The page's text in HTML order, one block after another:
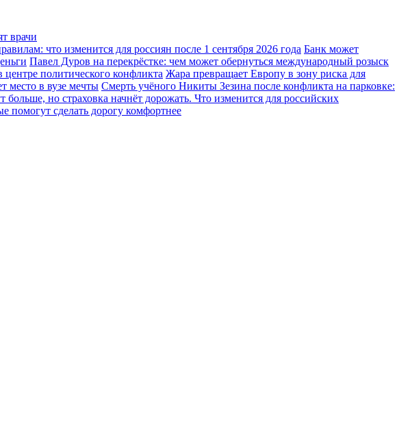
врачи
что изменится для россиян после 1 сентября 2026 года Банк может
Павел Дуров на перекрёстке: чем может обернуться международный розыск
политического конфликта Жара превращает Европу в зону риска для
место в вузе мечты Смерть учёного Никиты Зезина после конфликта на парковке:
но страховка начнёт дорожать. Что изменится для российских
помогут сделать дорогу комфортнее